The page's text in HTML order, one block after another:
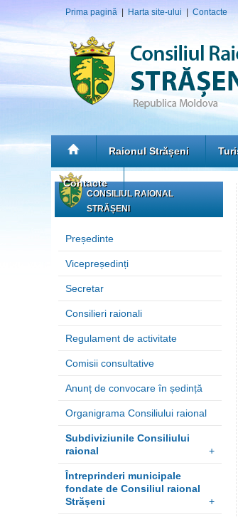
Prima pagină Harta site-ului Contacte
Raionul Strășeni
Contacte
CONSILIUL RAIONAL
STRĂȘENI
Președinte
Vicepreședinți
Secretar
Consilieri raionali
Regulament de activitate
Comisii consultative
Anunț de convocare în ședință
Organigrama Consiliului raional
Subdiviziunile Consiliului
raional
+
Întreprinderi municipale
fondate de Consiliul raional
Strășeni
+